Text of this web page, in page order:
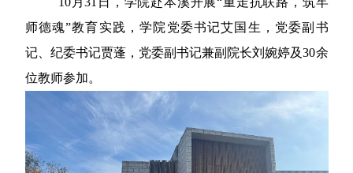
师德魂”教育实践，学院党委书记艾国生，党委副书
记、纪委书记贾蓬，党委副书记兼副院长刘婉婷及30余
位教师参加。